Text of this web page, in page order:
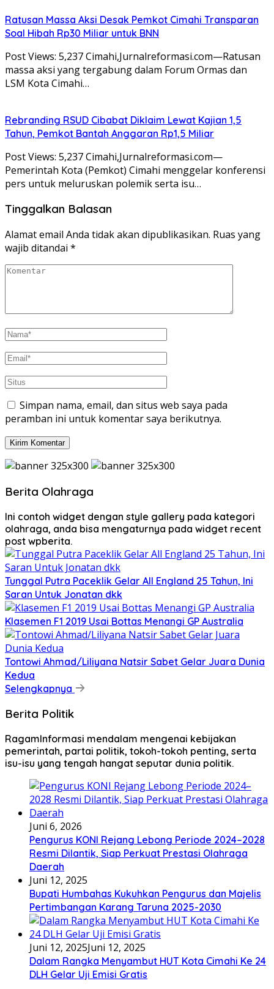
Ratusan Massa Aksi Desak Pemkot Cimahi Transparan
Soal Hibah Rp30 Miliar untuk BNN
Post Views: 5,237 Cimahi,Jurnalreformasi.com—Ratusan
massa aksi yang tergabung dalam Forum Ormas dan
LSM Kota Cimahi…
Rebranding RSUD Cibabat Diklaim Lewat Kajian 1,5
Tahun, Pemkot Bantah Anggaran Rp1,5 Miliar
Post Views: 5,237 Cimahi,Jurnalreformasi.com—
Pemerintah Kota (Pemkot) Cimahi menggelar konferensi
pers untuk meluruskan polemik serta isu…
Tinggalkan Balasan
Alamat email Anda tidak akan dipublikasikan. Ruas yang
wajib ditandai *
Simpan nama, email, dan situs web saya pada
peramban ini untuk komentar saya berikutnya.
Berita Olahraga
Ini contoh widget dengan style gallery pada kategori
olahraga, anda bisa mengaturnya pada widget recent
post wpberita.
Tunggal Putra Paceklik Gelar All England 25 Tahun, Ini
Saran Untuk Jonatan dkk
Klasemen F1 2019 Usai Bottas Menangi GP Australia
Tontowi Ahmad/Liliyana Natsir Sabet Gelar Juara Dunia
Kedua
Selengkapnya
Berita Politik
RagamInformasi mendalam mengenai kebijakan
pemerintah, partai politik, tokoh-tokoh penting, serta
isu-isu yang tengah hangat seputar dunia politik.
Juni 6, 2026
Pengurus KONI Rejang Lebong Periode 2024–2028
Resmi Dilantik, Siap Perkuat Prestasi Olahraga
Daerah
Juni 12, 2025
Bupati Humbahas Kukuhkan Pengurus dan Majelis
Pertimbangan Karang Taruna 2025-2030
Juni 12, 2025Juni 12, 2025
Dalam Rangka Menyambut HUT Kota Cimahi Ke 24
DLH Gelar Uji Emisi Gratis